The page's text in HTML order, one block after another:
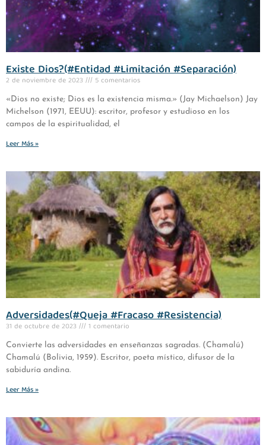
Existe Dios?(#Entidad #Limitación #Separación)
2 de noviembre de 2023 5 comentarios
«Dios no existe; Dios es la existencia misma.» (Jay Michaelson) Jay
Michelson (1971, EEUU): escritor, profesor y estudioso en los
campos de la espiritualidad, el
Leer Más »
Adversidades(#Queja #Fracaso #Resistencia)
31 de octubre de 2023 1 comentario
Convierte las adversidades en enseñanzas sagradas. (Chamalú)
Chamalú (Bolivia, 1959). Escritor, poeta místico, difusor de la
sabiduría andina.
Leer Más »